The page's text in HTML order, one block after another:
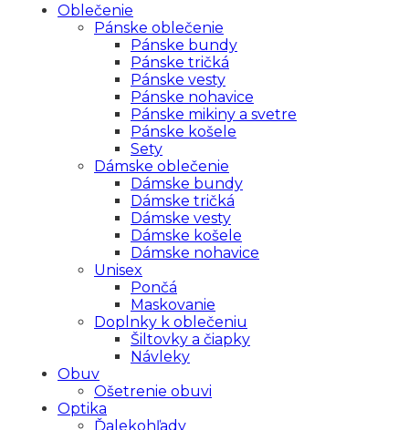
Oblečenie
Pánske oblečenie
Pánske bundy
Pánske tričká
Pánske vesty
Pánske nohavice
Pánske mikiny a svetre
Pánske košele
Sety
Dámske oblečenie
Dámske bundy
Dámske tričká
Dámske vesty
Dámske košele
Dámske nohavice
Unisex
Pončá
Maskovanie
Doplnky k oblečeniu
Šiltovky a čiapky
Návleky
Obuv
Ošetrenie obuvi
Optika
Ďalekohľady